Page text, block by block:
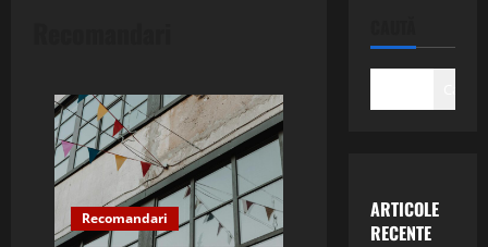
Recomandari
ARTICOLE
RECENTE